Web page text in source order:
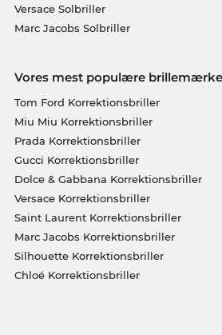
Versace Solbriller
Marc Jacobs Solbriller
Vores mest populære
Tom Ford Korrektionsbriller
Miu Miu Korrektionsbriller
Prada Korrektionsbriller
Gucci Korrektionsbriller
Dolce & Gabbana Korrektionsbriller
Versace Korrektionsbriller
Saint Laurent Korrektionsbriller
Marc Jacobs Korrektionsbriller
Silhouette Korrektionsbriller
Chloé Korrektionsbriller